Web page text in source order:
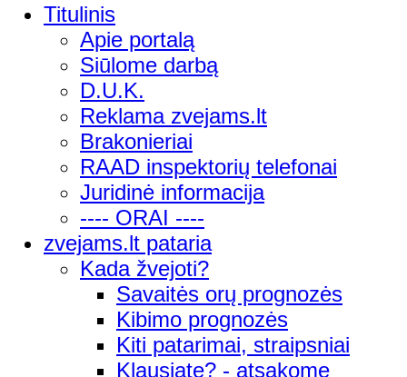
Titulinis
Apie portalą
Siūlome darbą
D.U.K.
Reklama zvejams.lt
Brakonieriai
RAAD inspektorių telefonai
Juridinė informacija
---- ORAI ----
zvejams.lt pataria
Kada žvejoti?
Savaitės orų prognozės
Kibimo prognozės
Kiti patarimai, straipsniai
Klausiate? - atsakome